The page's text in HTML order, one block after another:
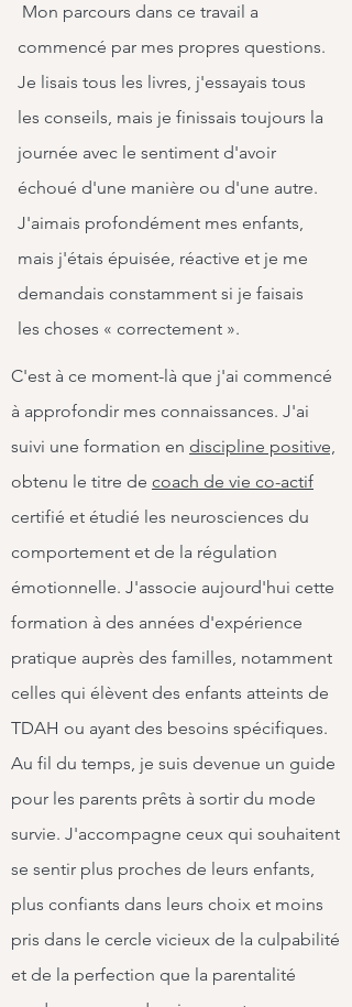
Mon parcours dans ce travail a
commencé par mes propres questions.
Je lisais tous les livres, j'essayais tous
les conseils, mais je finissais toujours la
journée avec le sentiment d'avoir
échoué d'une manière ou d'une autre.
J'aimais profondément mes enfants,
mais j'étais épuisée, réactive et je me
demandais constamment si je faisais
les choses « correctement ».
C'est à ce moment-là que j'ai commencé
à approfondir mes connaissances. J'ai
suivi une formation en discipline positive,
obtenu le titre de coach de vie co-actif
certifié et étudié les neurosciences du
comportement et de la régulation
émotionnelle. J'associe aujourd'hui cette
formation à des années d'expérience
pratique auprès des familles, notamment
celles qui élèvent des enfants atteints de
TDAH ou ayant des besoins spécifiques.
Au fil du temps, je suis devenue un guide
pour les parents prêts à sortir du mode
survie. J'accompagne ceux qui souhaitent
se sentir plus proches de leurs enfants,
plus confiants dans leurs choix et moins
pris dans le cercle vicieux de la culpabilité
et de la perfection que la parentalité